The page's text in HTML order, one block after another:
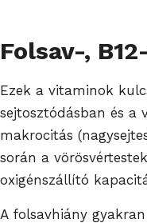
Folsav-,
Ezek a vitaminok
sejtosztódásban és a
makrocitás
során a
oxigénszállító
A folsavhiány